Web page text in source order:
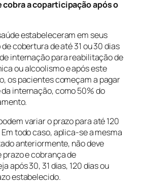
cobra a coparticipação após o
estabeleceram em seus
cobertura de até 31 ou 30 dias
internação para reabilitação de
ou alcoolismo e após este
os pacientes começam a pagar
internação, como 50% do
variar o prazo para até 120
todo caso, aplica-se a mesma
anteriormente, não deve
e cobrança de
após 30, 31 dias, 120 dias ou
estabelecido.